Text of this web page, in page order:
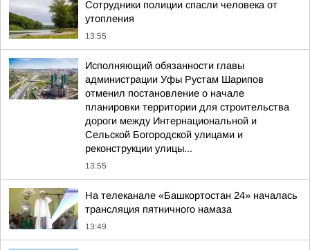
Сотрудники полиции спасли человека от
утопления
13:55
Исполняющий обязанности главы
администрации Уфы Рустам Шарипов
отменил постановление о начале
планировки территории для строительства
дороги между Интернациональной и
Сельской Богородской улицами и
реконструкции улицы...
13:55
На телеканале «Башкортостан 24» началась
трансляция пятничного намаза
13:49